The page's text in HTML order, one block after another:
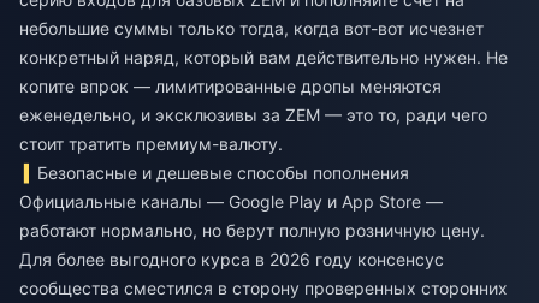
небольшие суммы только тогда, когда вот-вот исчезнет
конкретный наряд, который вам действительно нужен. Не
копите впрок — лимитированные дропы меняются
еженедельно, и эксклюзивы за ZEM — это то, ради чего
стоит тратить премиум-валюту.
Безопасные и дешевые способы пополнения
Официальные каналы — Google Play и App Store —
работают нормально, но берут полную розничную цену.
Для более выгодного курса в 2026 году консенсус
сообщества сместился в сторону проверенных сторонних